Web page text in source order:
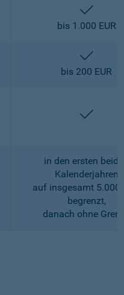
bis 1.000 EUR
bis 200 EUR
in den ersten
Kalenderjahren
auf insgesamt 5.000
begrenzt,
danach ohne